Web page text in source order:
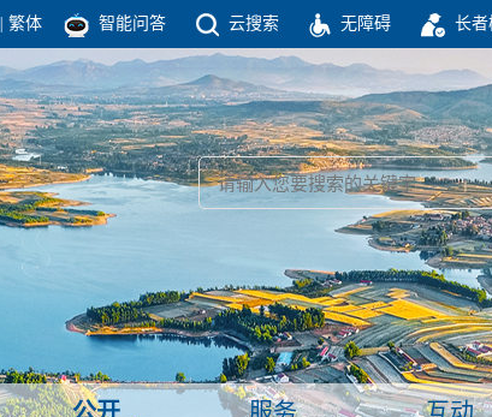
繁体 智能问答 云搜索 无障碍 长者
结高效 理性法治 公开公平 友善和谐
政府机构
政府公报
政府数据
新闻
政务要闻
视频新闻
闻